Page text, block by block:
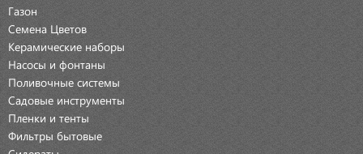
Газон
Семена Цветов
Керамические наборы
Насосы и фонтаны
Поливочные системы
Садовые инструменты
Пленки и тенты
Фильтры бытовые